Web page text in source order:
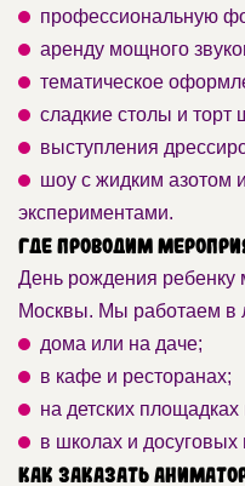
профессиональную
аренду мощного
тематическое
сладкие столы и торт
выступления
шоу с жидким азотом
экспериментами.
Где проводим
День рождения ребенку
Москвы. Мы работаем в
дома или на даче;
в кафе и ресторанах;
на детских площадках
в школах и досуговых
Как заказать